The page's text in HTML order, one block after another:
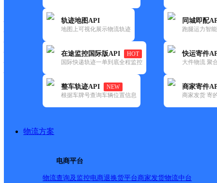
轨迹地图API
地图上可视化展示物流轨迹
在途监控国际版API
HOT
国际快递轨迹一单到底全程监控
整车轨迹API
NEW
根据车牌号查询车辆位置信息
同城即配
跑腿运力智
快运寄件
大件物流 聚
商家寄件
商家发货 寄
物流方案
电商平台
物流查询及监控电商退换货平台商家发货物流中台
网点筛选
圆通速递(21) 韵达速递(83) 宅急送(1) 中通快递(15)